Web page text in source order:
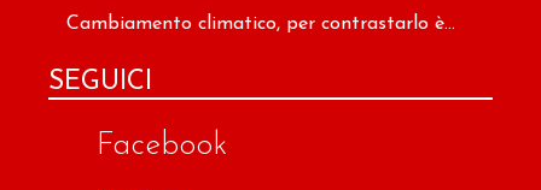
Cambiamento climatico, per contrastarlo è...
SEGUICI
Facebook